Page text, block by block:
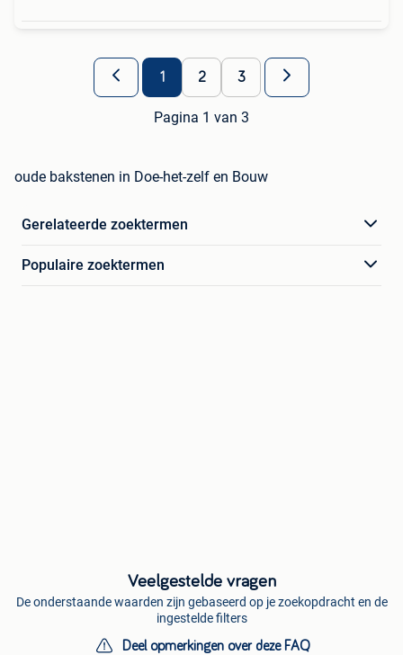
1 2 3
Pagina 1 van 3
oude bakstenen in Doe-het-zelf en Bouw
Gerelateerde zoektermen
Populaire zoektermen
Veelgestelde vragen
De onderstaande waarden zijn gebaseerd op je zoekopdracht en de
ingestelde filters
Deel opmerkingen over deze FAQ